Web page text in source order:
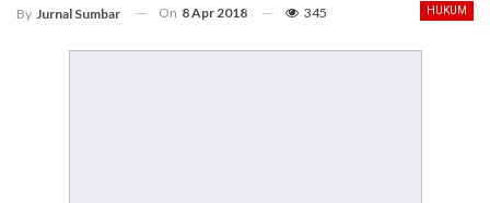
HUKUM
By Jurnal Sumbar On 8 Apr 2018 345